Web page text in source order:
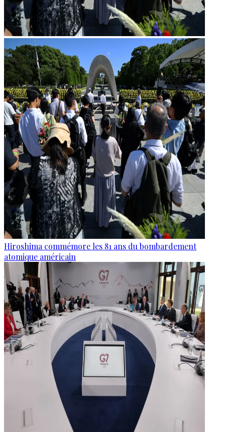
Hiroshima commémore les 81 ans du bombardement
atomique américain